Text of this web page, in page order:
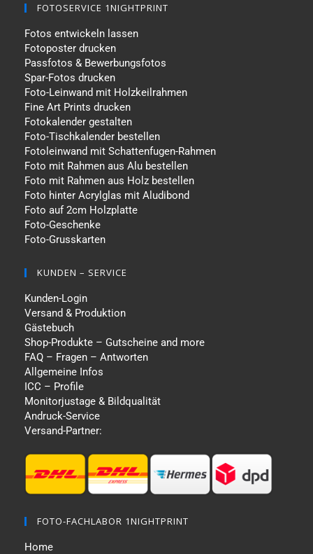
FOTOSERVICE 1NIGHTPRINT
Fotos entwickeln lassen
Fotoposter drucken
Passfotos & Bewerbungsfotos
Spar-Fotos drucken
Foto-Leinwand mit Holzkeilrahmen
Fine Art Prints drucken
Fotokalender gestalten
Foto-Tischkalender bestellen
Fotoleinwand mit Schattenfugen-Rahmen
Foto mit Rahmen aus Alu bestellen
Foto mit Rahmen aus Holz bestellen
Foto hinter Acrylglas mit Aludibond
Foto auf 2cm Holzplatte
Foto-Geschenke
Foto-Grusskarten
KUNDEN – SERVICE
Kunden-Login
Versand & Produktion
Gästebuch
Shop-Produkte – Gutscheine and more
FAQ – Fragen – Antworten
Allgemeine Infos
ICC – Profile
Monitorjustage & Bildqualität
Andruck-Service
Versand-Partner:
FOTO-FACHLABOR 1NIGHTPRINT
Home